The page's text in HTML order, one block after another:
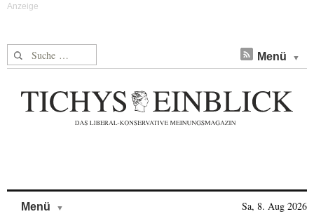
Suche nach: Menü
Menü Sa, 8. Aug 2026